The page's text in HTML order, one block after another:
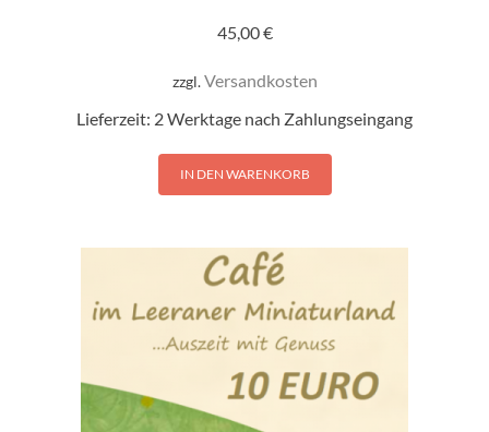
45,00€
zzgl.Versandkosten
Lieferzeit: 2 Werktage nach Zahlungseingang
IN DEN WARENKORB